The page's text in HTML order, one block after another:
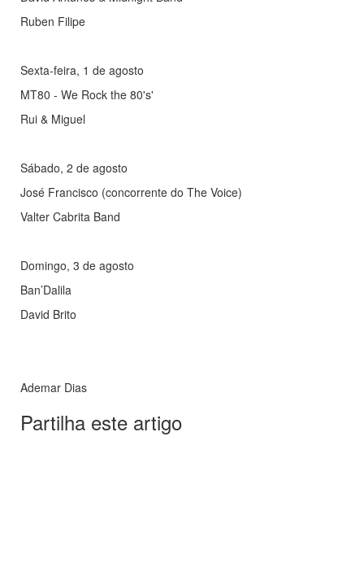
Ruben Filipe
Sexta-feira, 1 de agosto
MT80 - We Rock the 80's'
Rui & Miguel
Sábado, 2 de agosto
José Francisco (concorrente do The Voice)
Valter Cabrita Band
Domingo, 3 de agosto
Ban’Dalila
David Brito
Ademar Dias
Partilha este artigo